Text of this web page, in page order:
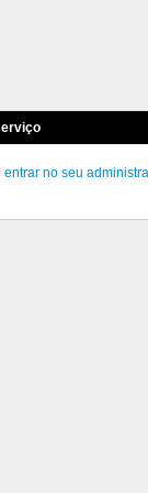
entrar no seu